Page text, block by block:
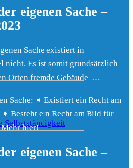
Selbstständigkeit
eigenen Sache –
Sache existiert in
nicht. Es ist somit grundsätzlich
Orten fremde Gebäude, …
Sache: ➧ Existiert ein Recht am
➧ Besteht ein Recht am Bild für
Mehr hier!
eigenen Sache –